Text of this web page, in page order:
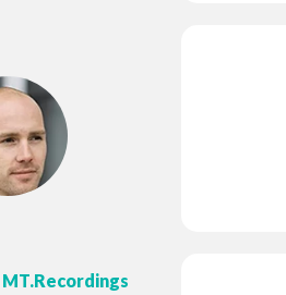
MT.Recordings